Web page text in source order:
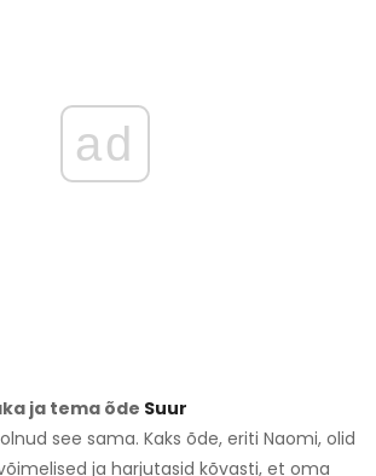
ad
ja tema õde Suur
see sama. Kaks õde, eriti Naomi, olid
ja harjutasid kõvasti, et oma